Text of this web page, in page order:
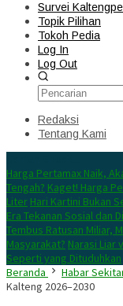
Survei
Topik Pilihan
Tokoh Pedia
Log In
Log Out
Redaksi
Tentang Kami
Harga Pertamax Naik,
Tengah? Kaget! Harga
Liter Hari Kartini Bukan
Era Tekanan Sosial dan
Tembus Ratusan Miliar,
Masyarakat? Narasi Liar
Seperti yang Dituduhkan
Beranda
Habar
Kalteng 2026–2030